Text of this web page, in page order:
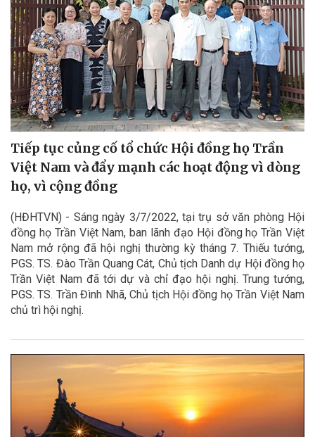
Tiếp tục củng cố tổ chức Hội đồng họ Trần
Việt Nam và đẩy mạnh các hoạt động vì dòng
họ, vì cộng đồng
(HĐHTVN) - Sáng ngày 3/7/2022, tại trụ sở văn phòng Hội
đồng họ Trần Việt Nam, ban lãnh đạo Hội đồng họ Trần Việt
Nam mở rộng đã hội nghị thường kỳ tháng 7. Thiếu tướng,
PGS. TS. Đào Trần Quang Cát, Chủ tịch Danh dự Hội đồng họ
Trần Việt Nam đã tới dự và chỉ đạo hội nghị. Trung tướng,
PGS. TS. Trần Đình Nhã, Chủ tịch Hội đồng họ Trần Việt Nam
chủ trì hội nghị.